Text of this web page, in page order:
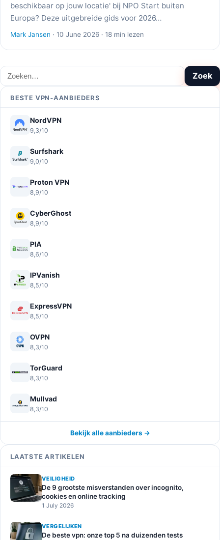
beschikbaar op jouw locatie' bij NPO Start buiten
Europa? Deze uitgebreide gids voor 2026…
Mark Jansen · 10 June 2026 · 18 min lezen
Zoeken Zoek
BESTE VPN-AANBIEDERS
NordVPN
9,3/10
Surfshark
9,0/10
Proton VPN
8,9/10
CyberGhost
8,9/10
PIA
8,6/10
IPVanish
8,5/10
ExpressVPN
8,5/10
OVPN
8,3/10
TorGuard
8,3/10
Mullvad
8,3/10
Bekijk alle aanbieders →
LAATSTE ARTIKELEN
VEILIGHEID
De 9 grootste misverstanden over incognito,
cookies en online tracking
1 July 2026
VERGELIJKEN
De beste vpn: onze top 5 na duizenden tests